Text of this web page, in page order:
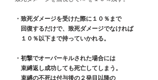
・致死ダメージを受けた際に１０％まで
回復するだけで、致死ダメージでなければ
１０％以下まで持っていかれる。
・初撃でオーバーキルされた場合には
束縛返し成功しても死亡してしまう。
束縛の不死は付与後の２発目以降の